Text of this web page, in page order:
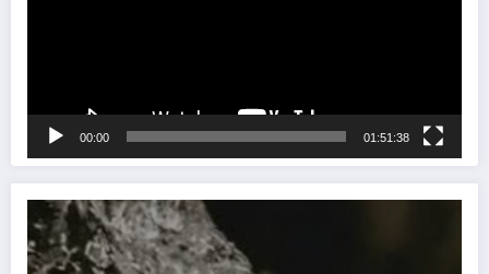
00:00 01:51:38